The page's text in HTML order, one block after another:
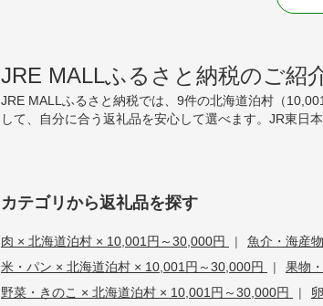
JRE MALLふるさと納税のご紹
JRE MALLふるさと納税では、9件の北海道泊村（
して、自分に合う返礼品を安心して選べます。JR東日
カテゴリから返礼品を探す
肉 × 北海道泊村 × 10,001円～30,000円 | 魚介・海産
米・パン × 北海道泊村 × 10,001円～30,000円
| 果物
野菜・きのこ × 北海道泊村 × 10,001円～30,000円
|